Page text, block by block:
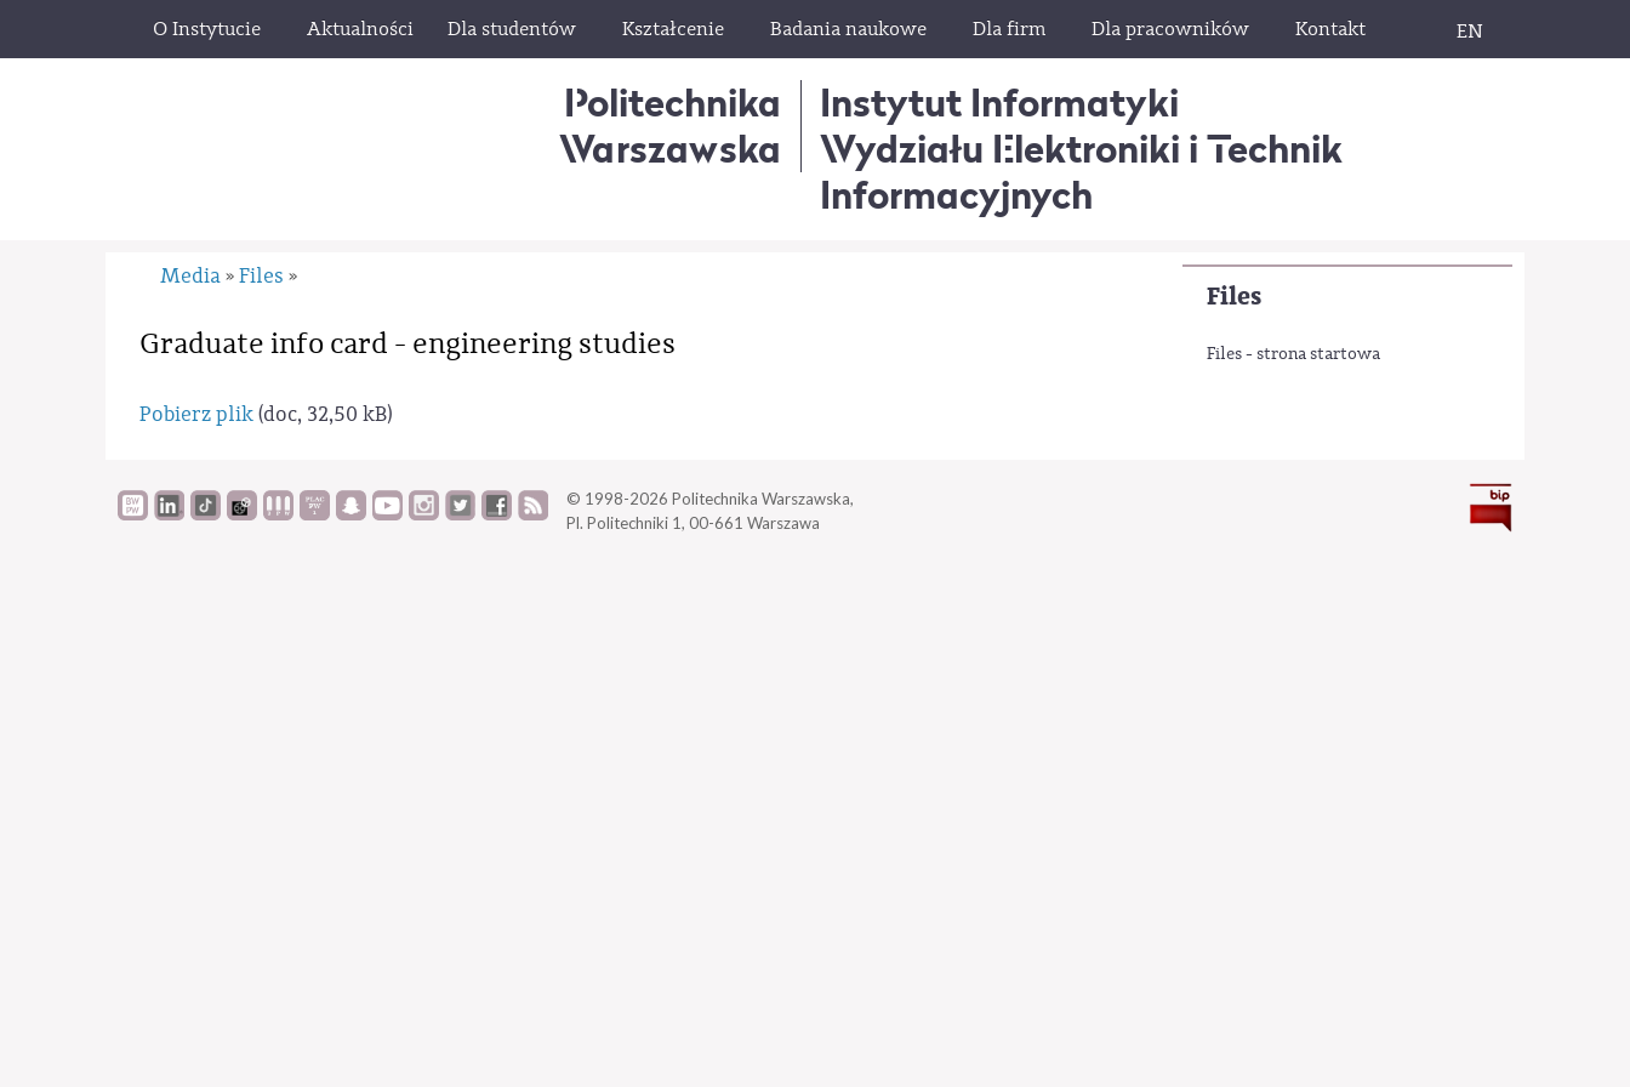
O Instytucie Aktualności Dla studentów Kształcenie Badania naukowe Dla firm Dla pracowników Kontakt EN
Politechnika
Warszawska
Instytut Informatyki
Wydziału Elektroniki i Technik
Informacyjnych
Files
Files - strona startowa
Media » Files »
Graduate info card - engineering studies
Pobierz plik(doc, 32,50 kB)
© 1998-2026 Politechnika Warszawska,
Pl. Politechniki 1, 00-661 Warszawa